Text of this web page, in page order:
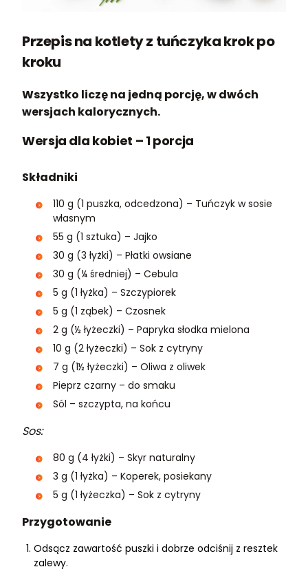
Przepis na kotlety z tuńczyka krok po
kroku
Wszystko liczę na jedną porcję, w dwóch
wersjach kalorycznych.
Wersja dla kobiet – 1 porcja
Składniki
110 g (1 puszka, odcedzona) – Tuńczyk w sosie
własnym
55 g (1 sztuka) – Jajko
30 g (3 łyżki) – Płatki owsiane
30 g (¼ średniej) – Cebula
5 g (1 łyżka) – Szczypiorek
5 g (1 ząbek) – Czosnek
2 g (½ łyżeczki) – Papryka słodka mielona
10 g (2 łyżeczki) – Sok z cytryny
7 g (1½ łyżeczki) – Oliwa z oliwek
Pieprz czarny – do smaku
Sól – szczypta, na końcu
Sos:
80 g (4 łyżki) – Skyr naturalny
3 g (1 łyżka) – Koperek, posiekany
5 g (1 łyżeczka) – Sok z cytryny
Przygotowanie
Odsącz zawartość puszki i dobrze odciśnij z resztek
zalewy.